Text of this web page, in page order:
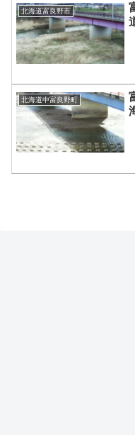
北海道富良野市
北海道中富良野町